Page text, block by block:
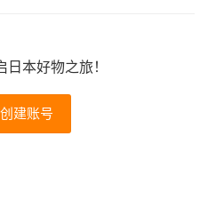
本好物之旅！
创建账号